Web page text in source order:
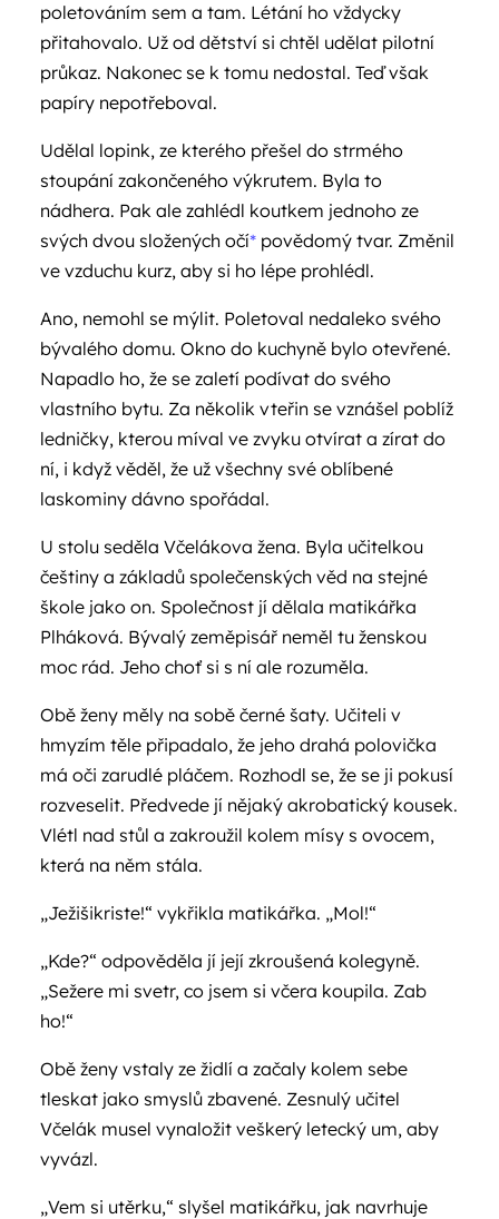
poletováním sem a tam. Létání ho vždycky
přitahovalo. Už od dětství si chtěl udělat pilotní
průkaz. Nakonec se k tomu nedostal. Teď však
papíry nepotřeboval.
Udělal lopink, ze kterého přešel do strmého
stoupání zakončeného výkrutem. Byla to
nádhera. Pak ale zahlédl koutkem jednoho ze
svých dvou složených očí* povědomý tvar. Změnil
ve vzduchu kurz, aby si ho lépe prohlédl.
Ano, nemohl se mýlit. Poletoval nedaleko svého
bývalého domu. Okno do kuchyně bylo otevřené.
Napadlo ho, že se zaletí podívat do svého
vlastního bytu. Za několik vteřin se vznášel poblíž
ledničky, kterou míval ve zvyku otvírat a zírat do
ní, i když věděl, že už všechny své oblíbené
laskominy dávno spořádal.
U stolu seděla Včelákova žena. Byla učitelkou
češtiny a základů společenských věd na stejné
škole jako on. Společnost jí dělala matikářka
Plháková. Bývalý zeměpisář neměl tu ženskou
moc rád. Jeho choť si s ní ale rozuměla.
Obě ženy měly na sobě černé šaty. Učiteli v
hmyzím těle připadalo, že jeho drahá polovička
má oči zarudlé pláčem. Rozhodl se, že se ji pokusí
rozveselit. Předvede jí nějaký akrobatický kousek.
Vlétl nad stůl a zakroužil kolem mísy s ovocem,
která na něm stála.
„Ježišikriste!“ vykřikla matikářka. „Mol!“
„Kde?“ odpověděla jí její zkroušená kolegyně.
„Sežere mi svetr, co jsem si včera koupila. Zab
ho!“
Obě ženy vstaly ze židlí a začaly kolem sebe
tleskat jako smyslů zbavené. Zesnulý učitel
Včelák musel vynaložit veškerý letecký um, aby
vyvázl.
„Vem si utěrku,“ slyšel matikářku, jak navrhuje